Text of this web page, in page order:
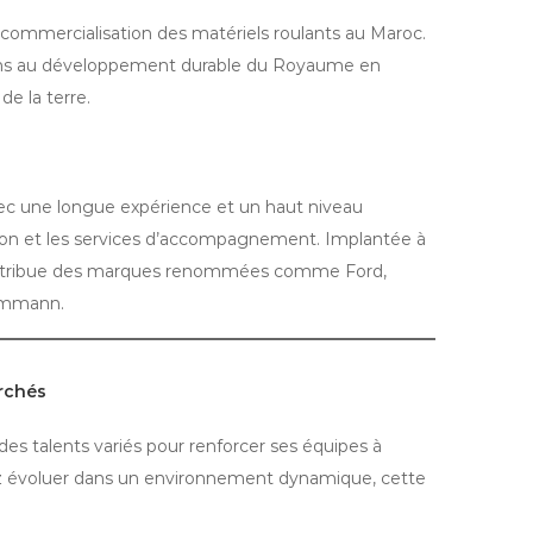
des matériels roulants au Maroc.
au développement durable du Royaume en
la terre.
une longue expérience et un haut niveau
et les services d’accompagnement. Implantée à
des marques renommées comme Ford,
talents variés pour renforcer ses équipes à
évoluer dans un environnement dynamique, cette